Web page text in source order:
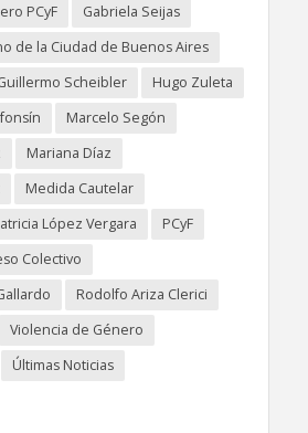
PCyF
Gabriela Seijas
de la Ciudad de Buenos Aires
Scheibler
Hugo Zuleta
Marcelo Segón
Mariana Díaz
Medida Cautelar
López Vergara
PCyF
Colectivo
Rodolfo Ariza Clerici
Violencia de Género
Últimas Noticias